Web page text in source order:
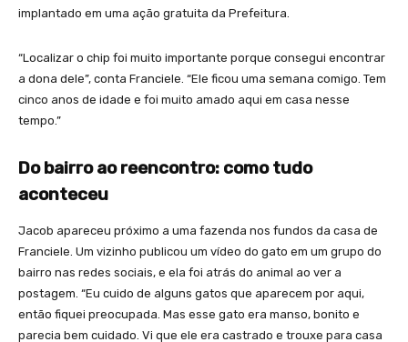
implantado em uma ação gratuita da Prefeitura.
“Localizar o chip foi muito importante porque consegui encontrar
a dona dele”, conta Franciele. “Ele ficou uma semana comigo. Tem
cinco anos de idade e foi muito amado aqui em casa nesse
tempo.”
Do bairro ao reencontro: como tudo
aconteceu
Jacob apareceu próximo a uma fazenda nos fundos da casa de
Franciele. Um vizinho publicou um vídeo do gato em um grupo do
bairro nas redes sociais, e ela foi atrás do animal ao ver a
postagem. “Eu cuido de alguns gatos que aparecem por aqui,
então fiquei preocupada. Mas esse gato era manso, bonito e
parecia bem cuidado. Vi que ele era castrado e trouxe para casa